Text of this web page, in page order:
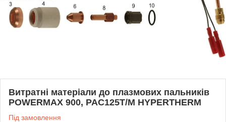
Витратні матеріали до плазмових пальників
POWERMAX 900, PAC125T/M HYPERTHERM
Під замовлення